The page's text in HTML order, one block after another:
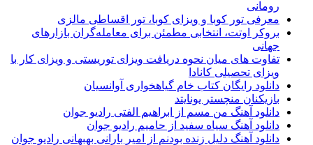
رومانی
معرفی تور کوبا و ویزای کوبا، تور اقساطی مالزی
بروکر اوتت، انتخابی مطمئن برای معامله‌گران بازارهای
جهانی
تفاوت های میان نحوه دریافت ویزای توریستی و ویزای کار با
ویزای تحصیلی کانادا
دانلود رایگان کتاب خام گیاهخواری آوانسیان
بازیکنان منچستر یونایتد
دانلود آهنگ من مسم از ابراهیم الفتی رادیو جوان
دانلود آهنگ سیاه سفید از حامیم رادیو جوان
دانلود آهنگ دلیل زنده بودنم از امیر بارانی بهبهانی رادیو جوان